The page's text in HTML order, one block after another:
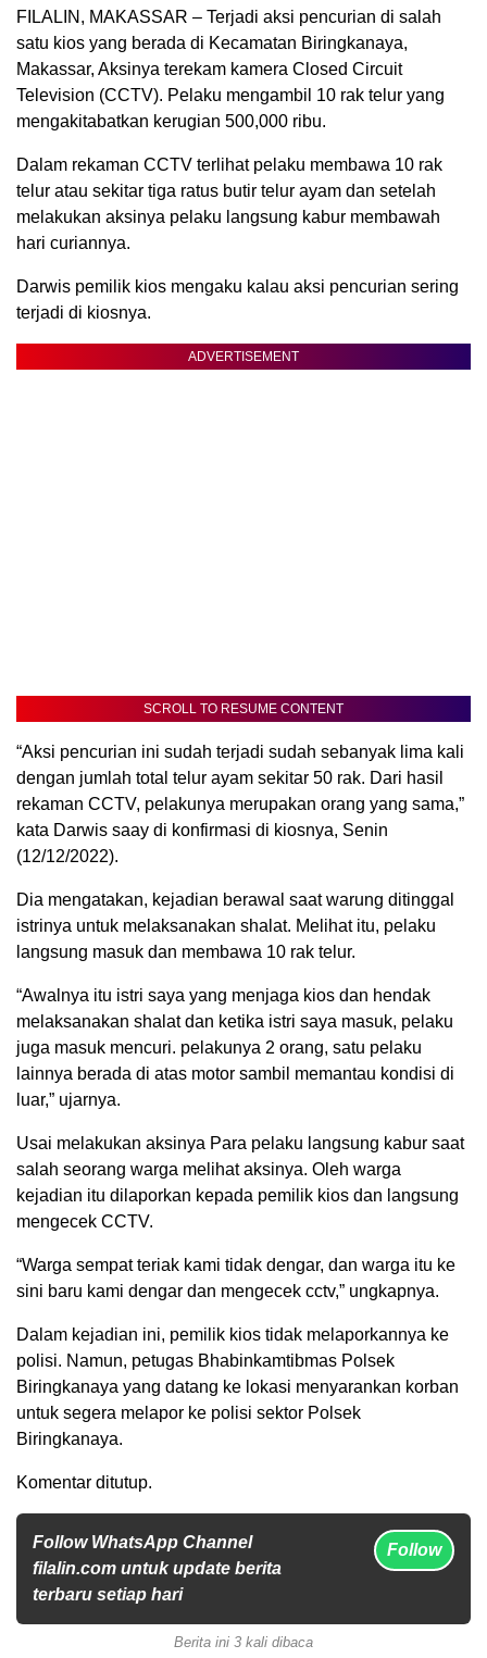
FILALIN, MAKASSAR – Terjadi aksi pencurian di salah
satu kios yang berada di Kecamatan Biringkanaya,
Makassar, Aksinya terekam kamera Closed Circuit
Television (CCTV). Pelaku mengambil 10 rak telur yang
mengakitabatkan kerugian 500,000 ribu.
Dalam rekaman CCTV terlihat pelaku membawa 10 rak
telur atau sekitar tiga ratus butir telur ayam dan setelah
melakukan aksinya pelaku langsung kabur membawah
hari curiannya.
Darwis pemilik kios mengaku kalau aksi pencurian sering
terjadi di kiosnya.
ADVERTISEMENT
SCROLL TO RESUME CONTENT
“Aksi pencurian ini sudah terjadi sudah sebanyak lima kali
dengan jumlah total telur ayam sekitar 50 rak. Dari hasil
rekaman CCTV, pelakunya merupakan orang yang sama,”
kata Darwis saay di konfirmasi di kiosnya, Senin
(12/12/2022).
Dia mengatakan, kejadian berawal saat warung ditinggal
istrinya untuk melaksanakan shalat. Melihat itu, pelaku
langsung masuk dan membawa 10 rak telur.
“Awalnya itu istri saya yang menjaga kios dan hendak
melaksanakan shalat dan ketika istri saya masuk, pelaku
juga masuk mencuri. pelakunya 2 orang, satu pelaku
lainnya berada di atas motor sambil memantau kondisi di
luar,” ujarnya.
Usai melakukan aksinya Para pelaku langsung kabur saat
salah seorang warga melihat aksinya. Oleh warga
kejadian itu dilaporkan kepada pemilik kios dan langsung
mengecek CCTV.
“Warga sempat teriak kami tidak dengar, dan warga itu ke
sini baru kami dengar dan mengecek cctv,” ungkapnya.
Dalam kejadian ini, pemilik kios tidak melaporkannya ke
polisi. Namun, petugas Bhabinkamtibmas Polsek
Biringkanaya yang datang ke lokasi menyarankan korban
untuk segera melapor ke polisi sektor Polsek
Biringkanaya.
Komentar ditutup.
Follow WhatsApp Channel
filalin.com untuk update berita
terbaru setiap hari
Follow
Berita ini 3 kali dibaca